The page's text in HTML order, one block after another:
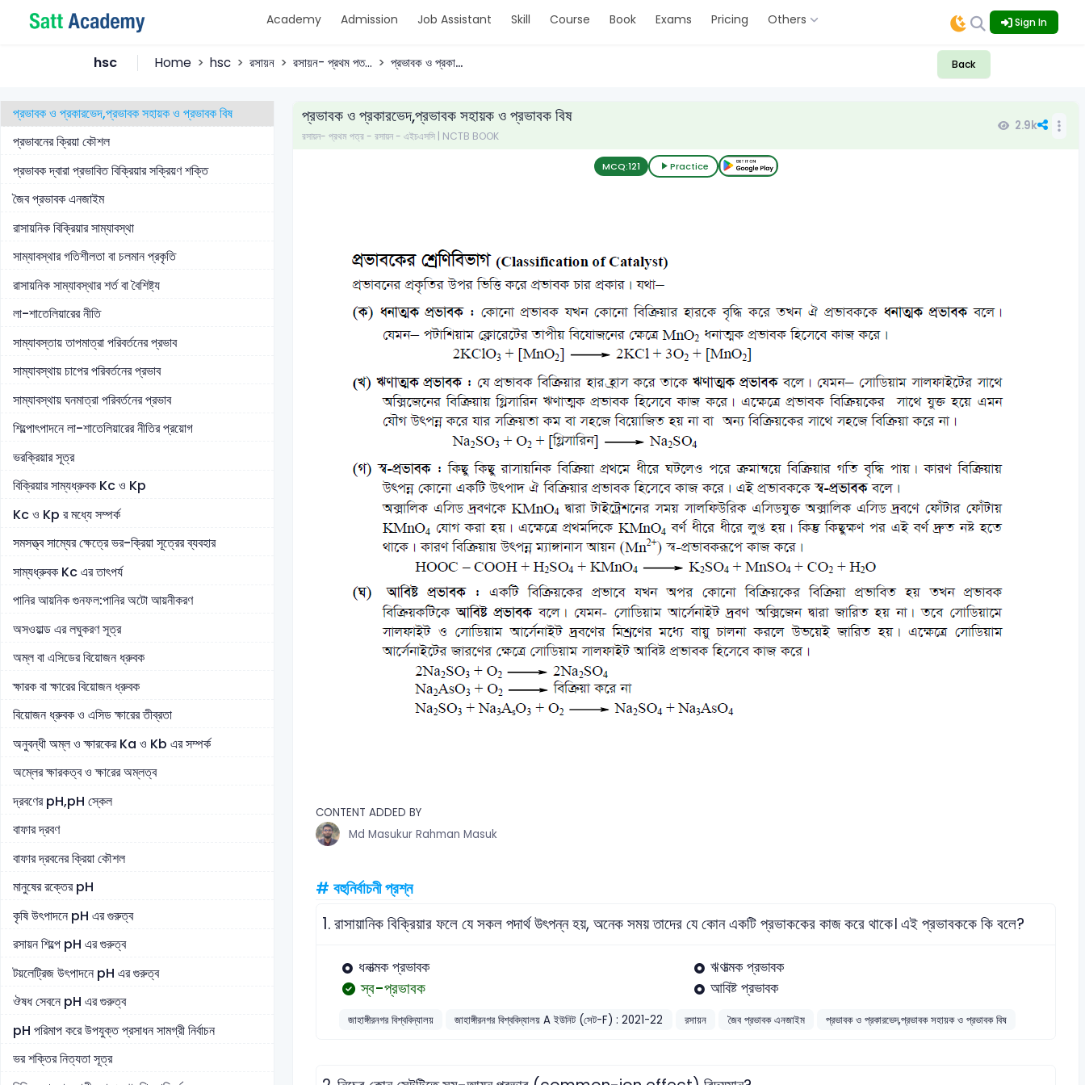
Academy Admission Job Assistant Skill Course Book Exams Pricing Others Sign In
hsc Home hsc রসায়ন রসায়ন- প্রথম পত... প্রভাবক ও প্রকা... Back
তাপোউৎপাদী বিক্রিয়া ও তাপহারী বিক্রিয়ার সক্রিয়ণ শক্তি
রাসায়নিক বিক্রিয়ার সংঘর্ষ তত্ত্ব
প্রভাবক ও প্রকারভেদ,প্রভাবক সহায়ক ও প্রভাবক বিষ
প্রভাবনের ক্রিয়া কৌশল
প্রভাবক দ্বারা প্রভাবিত বিক্রিয়ার সক্রিয়ণ শক্তি
জৈব প্রভাবক এনজাইম
রাসায়নিক বিক্রিয়ার সাম্যাবস্থা
সাম্যাবস্থার গতিশীলতা বা চলমান প্রকৃতি
রাসায়নিক সাম্যাবস্থার শর্ত বা বৈশিষ্ট্য
লা-শাতেলিয়ারের নীতি
সাম্যাবস্তায় তাপমাত্রা পরিবর্তনের প্রভাব
সাম্যাবস্থায় চাপের পরিবর্তনের প্রভাব
সাম্যাবস্থায় ঘনমাত্রা পরিবর্তনের প্রভাব
শিল্পোৎপাদনে লা-শাতেলিয়ারের নীতির প্রয়োগ
ভরক্রিয়ার সূত্র
বিক্রিয়ার সাম্যধ্রুবক Kc ও Kp
Kc ও Kp র মধ্যে সম্পর্ক
সমসত্ত্ব সাম্যের ক্ষেত্রে ভর-ক্রিয়া সূত্রের ব্যবহার
সাম্যধ্রুবক Kc এর তাৎপর্য
পানির আয়নিক গুনফল:পানির অটো আয়নীকরণ
অসওয়াল্ড এর লঘুকরণ সূত্র
অম্ল বা এসিডের বিয়োজন ধ্রুবক
ক্ষারক বা ক্ষারের বিয়োজন ধ্রুবক
বিয়োজন ধ্রুবক ও এসিড ক্ষারের তীব্রতা
অনুবন্ধী অম্ল ও ক্ষারকের Ka ও Kb এর সম্পর্ক
অম্লের ক্ষারকত্ব ও ক্ষারের অম্লত্ব
দ্রবণের pH,pH স্কেল
বাফার দ্রবণ
বাফার দ্রবনের ক্রিয়া কৌশল
মানুষের রক্তের pH
কৃষি উৎপাদনে pH এর গুরুত্ব
রসায়ন শিল্পে pH এর গুরুত্ব
টয়লেট্রিজ উৎপাদনে pH এর গুরুত্ব
ঔষধ সেবনে pH এর গুরুত্ব
pH পরিমাপ করে উপযুক্ত প্রসাধন সামগ্রী নির্বাচন
ভর শক্তির নিত্যতা সূত্র
প্রভাবক ও প্রকারভেদ,প্রভাবক সহায়ক ও প্রভাবক বিষ
রসায়ন- প্রথম পত্র - রসায়ন - এইচএসসি | NCTB BOOK
2.9k
MCQ:121 Practice
CONTENT ADDED BY
Md Masukur Rahman Masuk
# বহুনির্বাচনী প্রশ্ন
1.রাসায়ানিক বিক্রিয়ার ফলে যে সকল পদার্থ উৎপন্ন হয়, অনেক সময় তাদের যে কোন একটি প্রভাককের কাজ করে থাকে। এই প্রভাবককে কি বলে?
ধনাত্মক প্রভাবক ঋণাত্মক প্রভাবক
স্ব-প্রভাবক আবিষ্ট প্রভাবক
জাহাঙ্গীরনগর বিশ্ববিদ্যালয় জাহাঙ্গীরনগর বিশ্ববিদ্যালয় A ইউনিট (সেট-F) : 2021-22 রসায়ন জৈব প্রভাবক এনজাইম প্রভাবক ও প্রকারভেদ,প্রভাবক সহায়ক ও প্রভাবক বিষ